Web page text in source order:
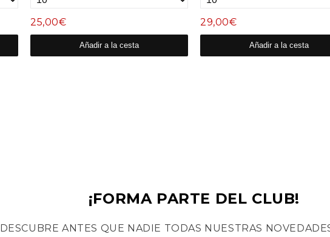
25,00€
Añadir a la cesta
29,00€
Añadir a la cesta
¡FORMA PARTE DEL CLUB!
DESCUBRE ANTES QUE NADIE TODAS NUESTRAS